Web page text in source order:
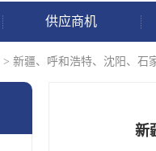
供应商机
> 新疆、呼和浩特、沈阳、石
新